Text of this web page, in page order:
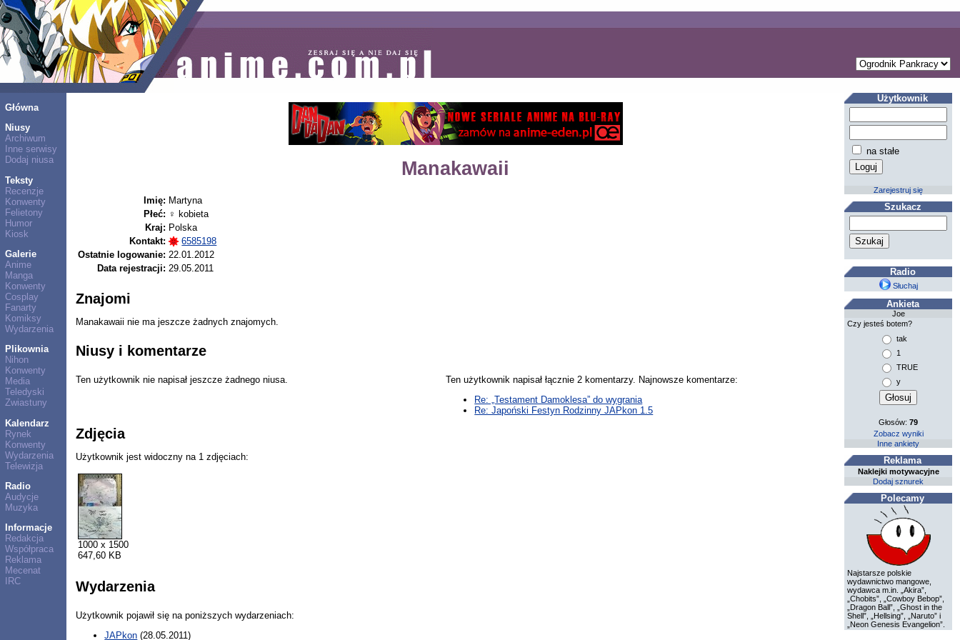
Główna
Niusy
Archiwum
Inne serwisy
Dodaj niusa
Teksty
Recenzje
Konwenty
Felietony
Humor
Kiosk
Galerie
Anime
Manga
Konwenty
Cosplay
Fanarty
Komiksy
Wydarzenia
Plikownia
Nihon
Konwenty
Media
Teledyski
Zwiastuny
Kalendarz
Rynek
Konwenty
Wydarzenia
Telewizja
Radio
Audycje
Muzyka
Informacje
Redakcja
Współpraca
Reklama
Mecenat
IRC
Manakawaii
Imię: Martyna
Płeć: ♀ kobieta
Kraj: Polska
Kontakt:
6585198
Ostatnie logowanie: 22.01.2012
Data rejestracji: 29.05.2011
Znajomi
Manakawaii nie ma jeszcze żadnych znajomych.
Niusy i komentarze
Ten użytkownik nie napisał jeszcze żadnego niusa.
Ten użytkownik napisał łącznie 2 komentarzy. Najnowsze komentarze:
Re: „Testament Damoklesa” do wygrania
Re: Japoński Festyn Rodzinny JAPkon 1.5
Zdjęcia
Użytkownik jest widoczny na 1 zdjęciach:
1000 x 1500
647,60 KB
Wydarzenia
Użytkownik pojawił się na poniższych wydarzeniach:
JAPkon (28.05.2011)
Użytkownik
na stałe
Zarejestruj się
Szukacz
Radio
Słuchaj
Ankieta
Joe
Czy jesteś botem?
tak
1
TRUE
y
Głosów:79
Zobacz wyniki
Inne ankiety
Reklama
Naklejki motywacyjne
Dodaj sznurek
Polecamy
Najstarsze polskie
wydawnictwo mangowe,
wydawca m.in. „Akira”,
„Chobits”, „Cowboy Bebop”,
„Dragon Ball”, „Ghost in the
Shell”, „Hellsing”, „Naruto” i
„Neon Genesis Evangelion”.